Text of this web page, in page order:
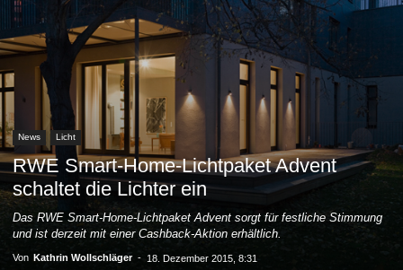
News Licht
RWE Smart-Home-Lichtpaket Advent
schaltet die Lichter ein
Das RWE Smart-Home-Lichtpaket Advent sorgt für festliche Stimmung
und ist derzeit mit einer Cashback-Aktion erhältlich.
Von Kathrin Wollschläger - 18. Dezember 2015, 8:31